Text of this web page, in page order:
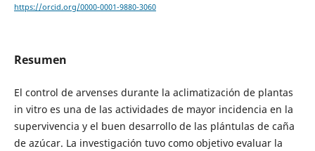
https://orcid.org/0000-0001-9880-3060
Resumen
El control de arvenses durante la aclimatización de plantas
in vitro es una de las actividades de mayor incidencia en la
supervivencia y el buen desarrollo de las plántulas de caña
de azúcar. La investigación tuvo como objetivo evaluar la